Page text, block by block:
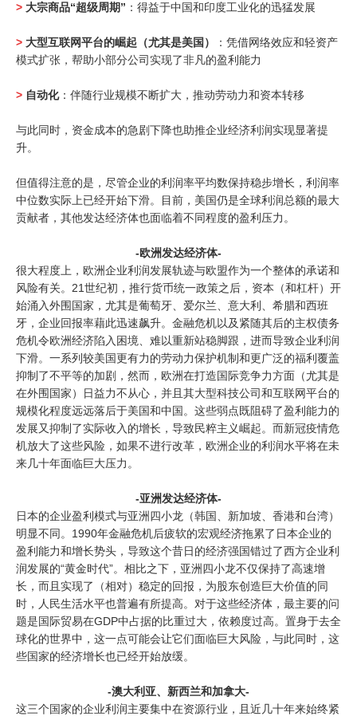
> 大宗商品“超级周期” ：得益于中国和印度工业化的迅猛发展
> 大型互联网平台的崛起（尤其是美国）
：凭借网络效应和轻资产
模式扩张，帮助小部分公司实现了非凡的盈利能力
> 自动化：伴随行业规模不断扩大，推动劳动力和资本转移
与此同时，资金成本的急剧下降也助推企业经济利润实现显著提
升。
但值得注意的是，尽管企业的利润率平均数保持稳步增长，利润率
中位数实际上已经开始下滑。目前，美国仍是全球利润总额的最大
贡献者，其他发达经济体也面临着不同程度的盈利压力。
-欧洲发达经济体-
很大程度上，欧洲企业利润发展轨迹与欧盟作为一个整体的承诺和
风险有关。21世纪初，推行货币统一政策之后，资本（和杠杆）开
始涌入外围国家，尤其是葡萄牙、爱尔兰、意大利、希腊和西班
牙，企业回报率藉此迅速飙升。金融危机以及紧随其后的主权债务
危机令欧洲经济陷入困境、难以重新站稳脚跟，进而导致企业利润
下滑。一系列较美国更有力的劳动力保护机制和更广泛的福利覆盖
抑制了不平等的加剧，然而，欧洲在打造国际竞争力方面（尤其是
在外围国家）日益力不从心，并且其大型科技公司和互联网平台的
规模化程度远远落后于美国和中国。这些弱点既阻碍了盈利能力的
发展又抑制了实际收入的增长，导致民粹主义崛起。而新冠疫情危
机放大了这些风险，如果不进行改革，欧洲企业的利润水平将在未
来几十年面临巨大压力。
-亚洲发达经济体-
日本的企业盈利模式与亚洲四小龙（韩国、新加坡、香港和台湾）
明显不同。1990年金融危机后疲软的宏观经济拖累了日本企业的
盈利能力和增长势头，导致这个昔日的经济强国错过了西方企业利
润发展的“黄金时代”。相比之下，亚洲四小龙不仅保持了高速增
长，而且实现了（相对）稳定的回报，为股东创造巨大价值的同
时，人民生活水平也普遍有所提高。对于这些经济体，最主要的问
题是国际贸易在GDP中占据的比重过大，依赖度过高。置身于去全
球化的世界中，这一点可能会让它们面临巨大风险，与此同时，这
些国家的经济增长也已经开始放缓。
-澳大利亚、新西兰和加拿大-
这三个国家的企业利润主要集中在资源行业，且近几十年来始终紧